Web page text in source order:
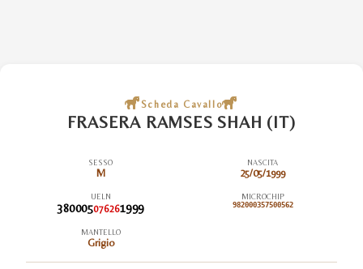
Scheda Cavallo
FRASERA RAMSES SHAH (IT)
SESSO
M
NASCITA
25/05/1999
UELN
380005076261999
MICROCHIP
982000357500562
MANTELLO
Grigio